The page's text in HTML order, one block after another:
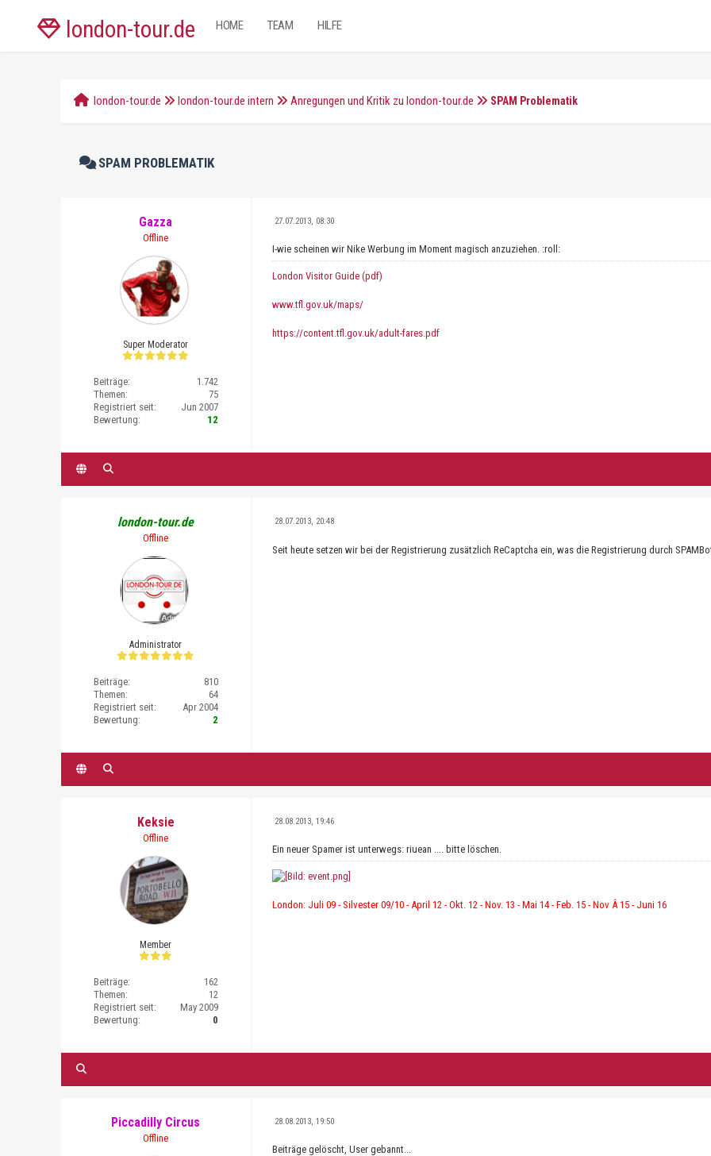
london-tour.de HOME TEAM HILFE
london-tour.de london-tour.de intern Anregungen und Kritik zu london-tour.de SPAM Problematik
SPAM PROBLEMATIK
Gazza
Offline
Super Moderator
Beiträge:
1.742
Themen:
75
Registriert seit:
Jun 2007
Bewertung:
12
27.07.2013, 08:30
I-wie scheinen wir Nike Werbung im Moment magisch anzuziehen. :roll:
London Visitor Guide (pdf)
www.tfl.gov.uk/maps/
https://content.tfl.gov.uk/adult-fares.pdf
london-tour.de
Offline
Administrator
Beiträge:
810
Themen:
64
Registriert seit:
Apr 2004
Bewertung:
2
28.07.2013, 20:48
Seit heute setzen wir bei der Registrierung zusätzlich ReCaptcha ein, was die Registrierung durch
Keksie
Offline
Member
Beiträge:
162
Themen:
12
Registriert seit:
May 2009
Bewertung:
0
28.08.2013, 19:46
Ein neuer Spamer ist unterwegs: riuean .... bitte löschen.
London: Juli 09 - Silvester 09/10 - April 12 - Okt. 12 - Nov. 13 - Mai 14 - Feb. 15 - Nov Â 15 - Juni 16
Piccadilly Circus
Offline
28.08.2013, 19:50
Beiträge gelöscht, User gebannt...